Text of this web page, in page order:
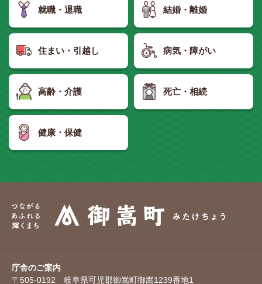
就職・退職 結婚・離婚
住まい・引越し 病気・障がい
高齢・介護 死亡・相続
健康・保健
庁舎のご案内
〒505-0192 岐阜県可児郡御嵩町御嵩1239番地1